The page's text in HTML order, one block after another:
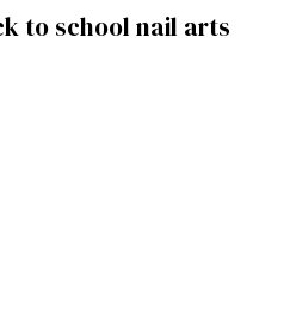
to school nail arts